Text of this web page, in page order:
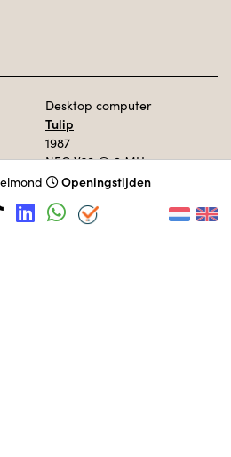
Desktop computer
Tulip
1987
NEC V20@ 9 MHz
640kB
1x FDD 5,25" + 1x HDD
MS-DOS 3.30
Openingstijden